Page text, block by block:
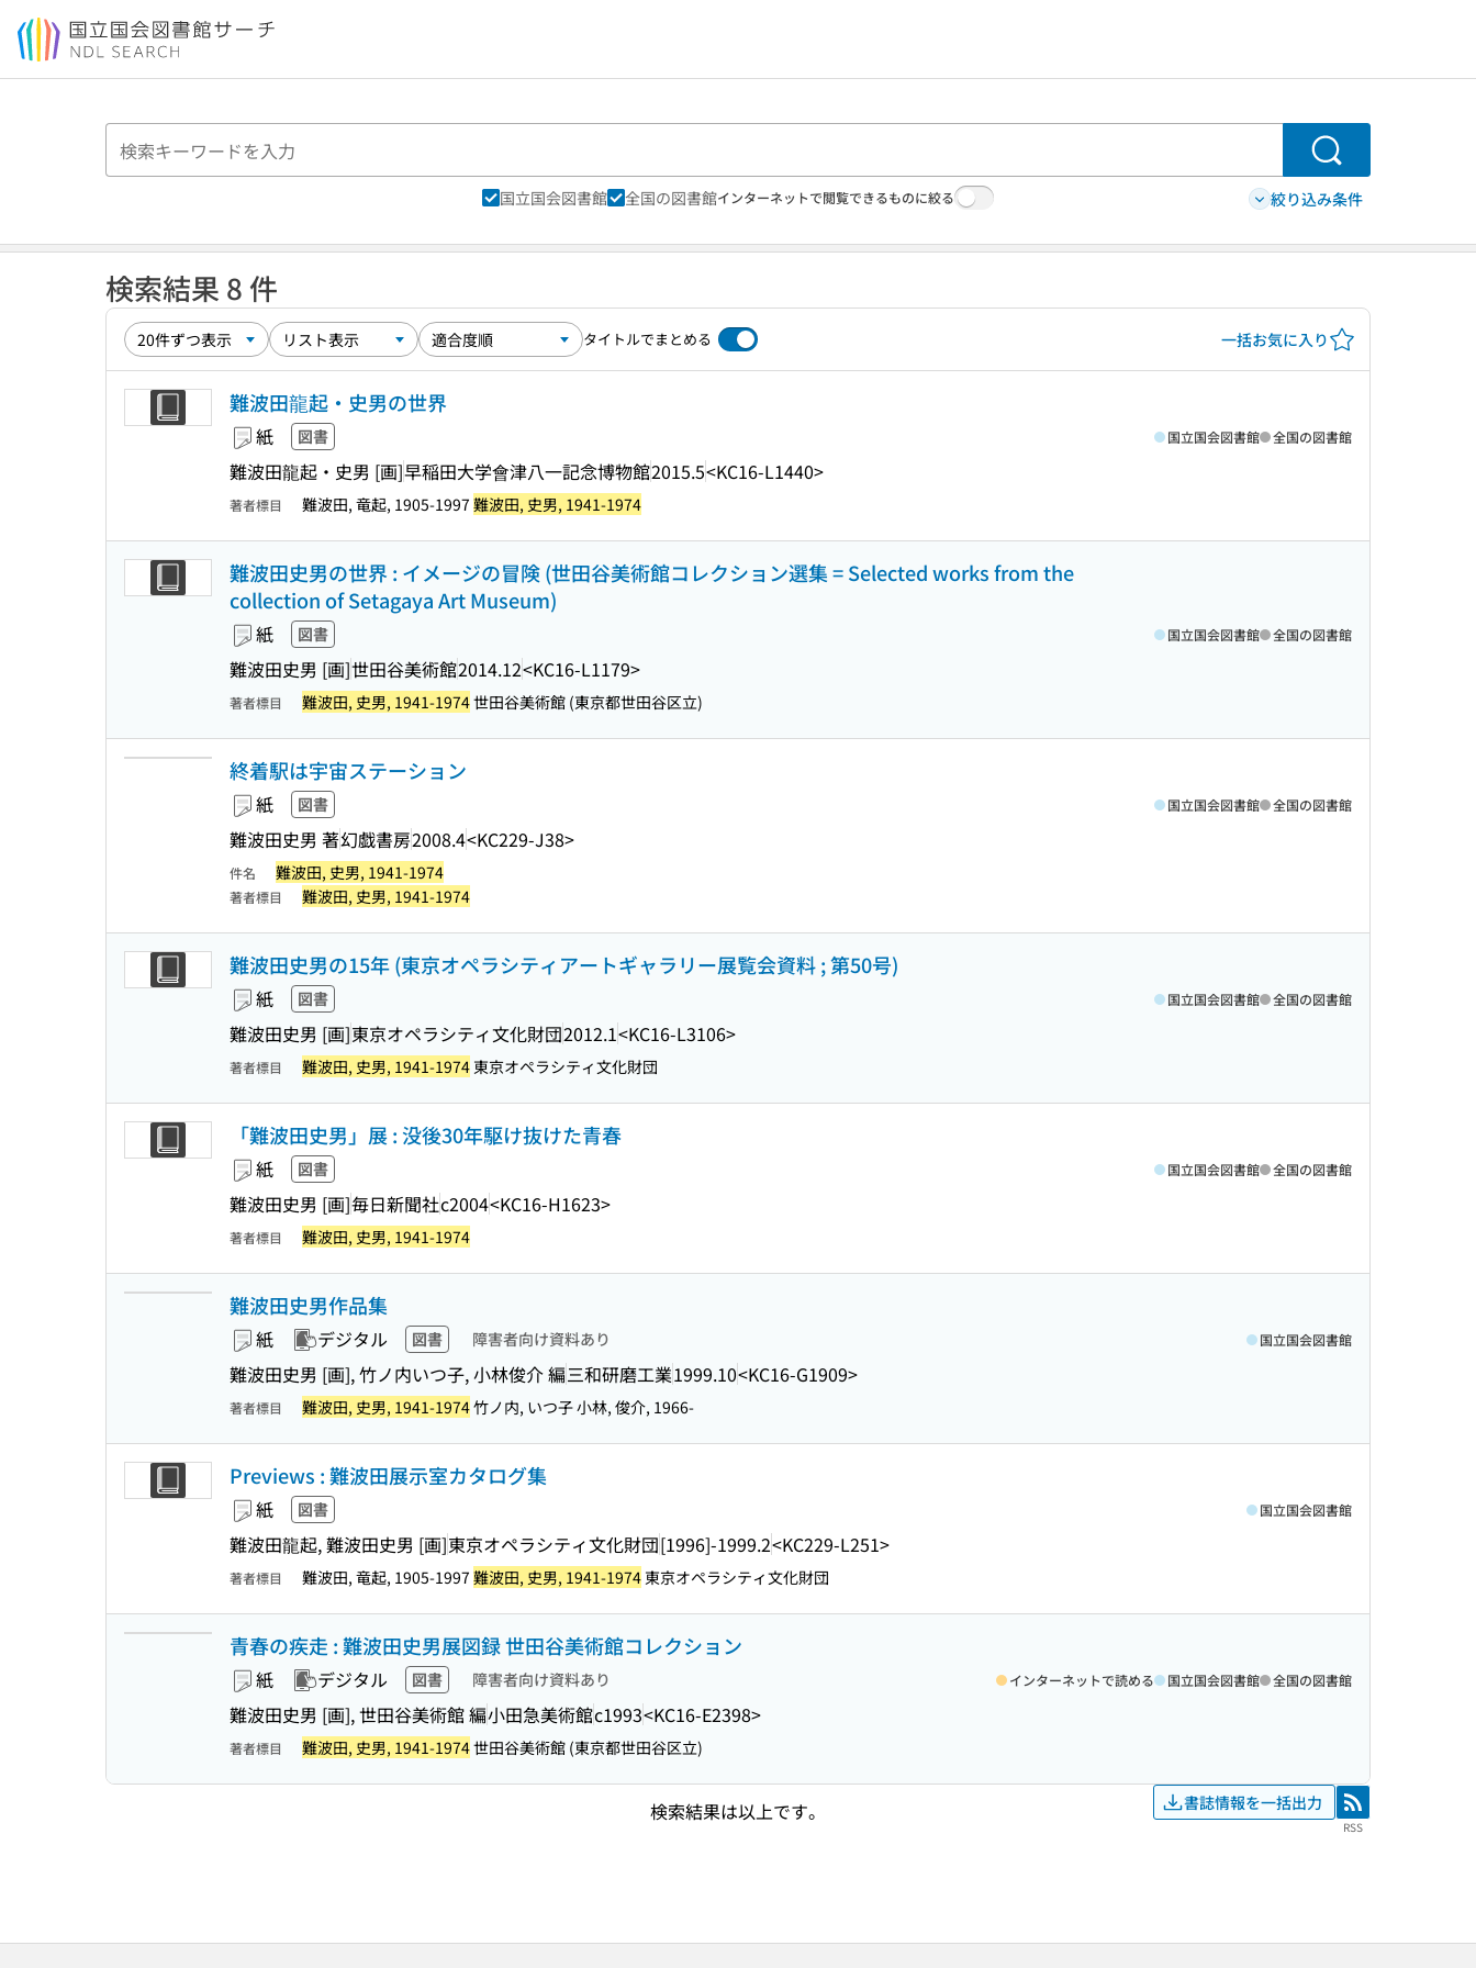
本文へ移動
検索
国立国会図書館 全国の図書館インターネットで閲覧できるものに絞る 絞り込み条件
検索結果 8 件
タイトルでまとめる 一括お気に入り
難波田龍起・史男の世界
紙 図書
難波田龍起・史男 [画]早稲田大学會津八一記念博物館2015.5<KC16-L1440>
国立国会図書館 全国の図書館
著者標目 難波田, 竜起, 1905-1997 難波田, 史男, 1941-1974
難波田史男の世界 : イメージの冒険 (世田谷美術館コレクション選集 = Selected works from the
collection of Setagaya Art Museum)
紙 図書
難波田史男 [画]世田谷美術館2014.12<KC16-L1179>
国立国会図書館 全国の図書館
著者標目 難波田, 史男, 1941-1974世田谷美術館 (東京都世田谷区立)
終着駅は宇宙ステーション
紙 図書
難波田史男 著幻戯書房2008.4<KC229-J38>
国立国会図書館 全国の図書館
件名 難波田, 史男, 1941-1974
著者標目 難波田, 史男, 1941-1974
難波田史男の15年 (東京オペラシティアートギャラリー展覧会資料 ; 第50号)
紙 図書
難波田史男 [画]東京オペラシティ文化財団2012.1<KC16-L3106>
国立国会図書館 全国の図書館
著者標目 難波田, 史男, 1941-1974 東京オペラシティ文化財団
「難波田史男」展 : 没後30年駆け抜けた青春
紙 図書
難波田史男 [画]毎日新聞社c2004<KC16-H1623>
国立国会図書館 全国の図書館
著者標目 難波田, 史男, 1941-1974
難波田史男作品集
紙 デジタル 図書 障害者向け資料あり
難波田史男 [画], 竹ノ内いつ子, 小林俊介 編三和研磨工業1999.10<KC16-G1909>
国立国会図書館
著者標目 難波田, 史男, 1941-1974竹ノ内, いつ子 小林, 俊介, 1966-
Previews : 難波田展示室カタログ集
紙 図書
難波田龍起, 難波田史男 [画]東京オペラシティ文化財団[1996]-1999.2<KC229-L251>
国立国会図書館
著者標目 難波田, 竜起, 1905-1997 難波田, 史男, 1941-1974 東京オペラシティ文化財団
青春の疾走 : 難波田史男展図録 世田谷美術館コレクション
紙 デジタル 図書 障害者向け資料あり
難波田史男 [画], 世田谷美術館 編小田急美術館c1993<KC16-E2398>
インターネットで読める 国立国会図書館 全国の図書館
著者標目 難波田, 史男, 1941-1974世田谷美術館 (東京都世田谷区立)
検索結果は以上です。 書誌情報を一括出力 RSS
RSS